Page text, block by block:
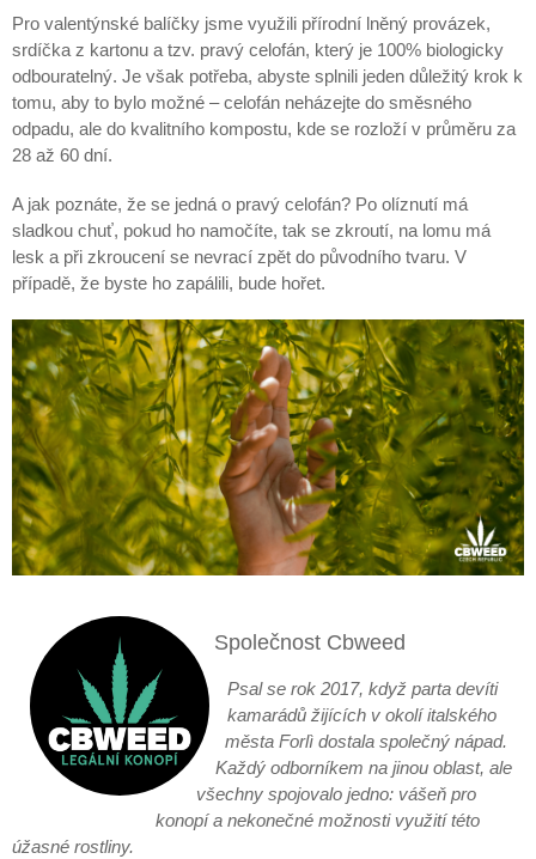
Pro valentýnské balíčky jsme využili přírodní lněný provázek,
srdíčka z kartonu a tzv. pravý celofán, který je 100% biologicky
odbouratelný. Je však potřeba, abyste splnili jeden důležitý krok k
tomu, aby to bylo možné – celofán neházejte do směsného
odpadu, ale do kvalitního kompostu, kde se rozloží v průměru za
28 až 60 dní.
A jak poznáte, že se jedná o pravý celofán? Po olíznutí má
sladkou chuť, pokud ho namočíte, tak se zkroutí, na lomu má
lesk a při zkroucení se nevrací zpět do původního tvaru. V
případě, že byste ho zapálili, bude hořet.
Společnost Cbweed
Psal se rok 2017, když parta devíti
kamarádů žijících v okolí italského
města Forlì dostala společný nápad.
Každý odborníkem na jinou oblast, ale
všechny spojovalo jedno: vášeň pro
konopí a nekonečné možnosti využití této
úžasné rostliny.